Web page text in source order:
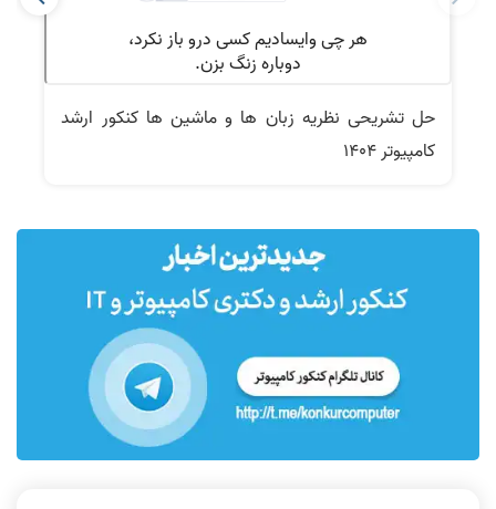
حل تشریحی نظریه زبان ها و ماشین ها کنکور ارشد
کامپیوتر 1404